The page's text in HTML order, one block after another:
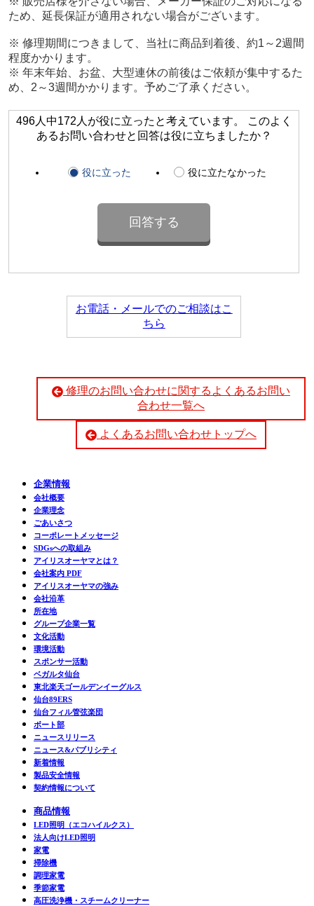
ため、延長保証が適用されない場合がございます。
※ 修理期間につきまして、当社に商品到着後、約1～2週間
程度かかります。
※ 年末年始、お盆、大型連休の前後はご依頼が集中するた
め、2～3週間かかります。予めご了承ください。
496人中172人が役に立ったと考えています。 このよく
あるお問い合わせと回答は役に立ちましたか？
役に立った 役に立たなかった
お電話・メールでのご相談はこ
ちら
修理のお問い合わせに関するよくあるお問い
合わせ一覧へ
よくあるお問い合わせトップへ
企業情報
会社概要
企業理念
ごあいさつ
コーポレートメッセージ
SDGsへの取組み
アイリスオーヤマとは？
会社案内 PDF
アイリスオーヤマの強み
会社沿革
所在地
グループ企業一覧
文化活動
環境活動
スポンサー活動
ベガルタ仙台
東北楽天ゴールデンイーグルス
仙台89ERS
仙台フィル管弦楽団
ボート部
ニュースリリース
ニュース&パブリシティ
新着情報
製品安全情報
契約情報について
商品情報
LED照明（エコハイルクス）
法人向けLED照明
家電
掃除機
調理家電
季節家電
高圧洗浄機・スチームクリーナー